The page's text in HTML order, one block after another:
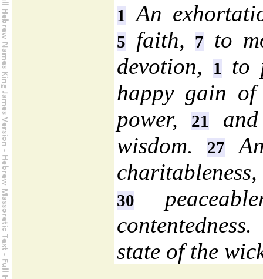
1 An
5 faith,7
to
devotion,
1to
happy gain
power,21
wisdom.
27An
charitableness,
30
state of the